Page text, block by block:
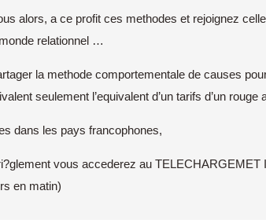
alors, a ce profit ces methodes et rejoignez
relationnel …
la methode comportementale de causes
seulement l’equivalent d’un tarifs d’un rouge
dans les pays francophones,
vous accederez au
en matin)